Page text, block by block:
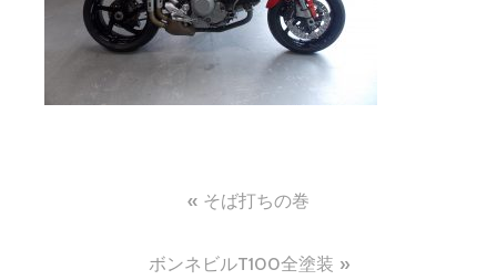
そば打ちの巻
ボンネビルT100全塗装